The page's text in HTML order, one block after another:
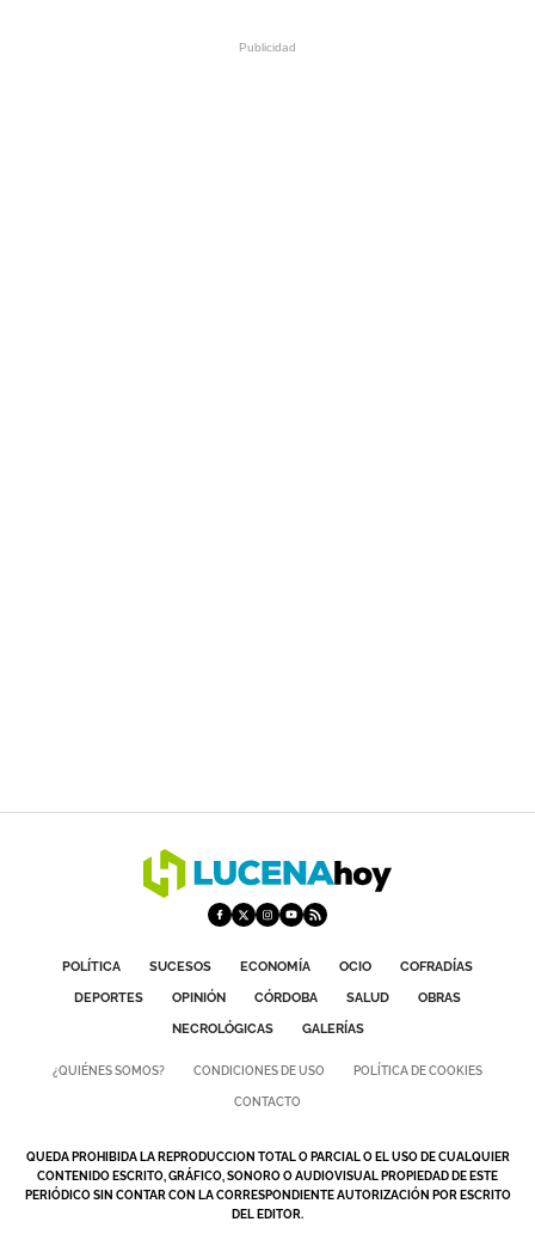
POLÍTICA SUCESOS ECONOMÍA OCIO
COFRADÍAS
DEPORTES
OPINIÓN CÓRDOBA SALUD
OBRAS
NECROLÓGICAS
GALERÍAS
¿QUIÉNES SOMOS? CONDICIONES DE USO POLÍTICA DE COOKIES
CONTACTO
QUEDA PROHIBIDA LA REPRODUCCION TOTAL O PARCIAL O EL USO DE CUALQUIER
CONTENIDO ESCRITO, GRÁFICO, SONORO O AUDIOVISUAL PROPIEDAD DE ESTE
PERIÓDICO SIN CONTAR CON LA CORRESPONDIENTE AUTORIZACIÓN POR ESCRITO
DEL EDITOR.